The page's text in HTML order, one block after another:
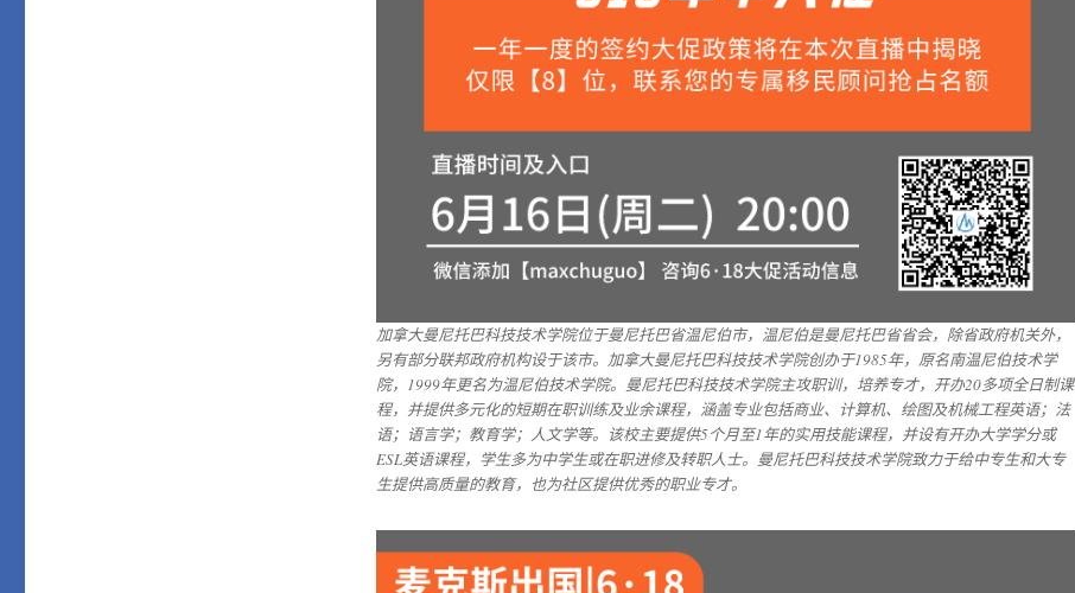
加拿大曼尼托巴科技技术学院位于曼尼托巴省温尼伯市，温尼伯是曼尼托巴省省会，除省政府机关外，
另有部分联邦政府机构设于该市。加拿大曼尼托巴科技技术学院创办于1985年，原名南温尼伯技术学
院，1999年更名为温尼伯技术学院。曼尼托巴科技技术学院主攻职训，培养专才，开办20多项全日制课
程，并提供多元化的短期在职训练及业余课程，涵盖专业包括商业、计算机、绘图及机械工程英语；法
语；语言学；教育学；人文学等。该校主要提供5个月至1年的实用技能课程，并设有开办大学学分或
ESL英语课程，学生多为中学生或在职进修及转职人士。曼尼托巴科技技术学院致力于给中专生和大专
生提供高质量的教育，也为社区提供优秀的职业专才。